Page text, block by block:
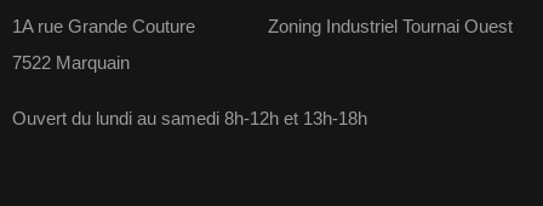
1A rue Grande Couture Zoning Industriel Tournai Ouest
7522 Marquain
Ouvert du lundi au samedi 8h-12h et 13h-18h